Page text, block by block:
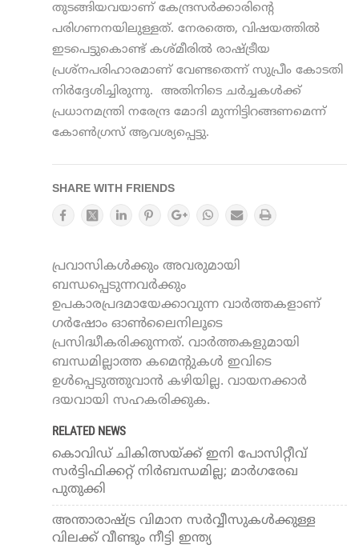
തുടങ്ങിയവയാണ് കേന്ദ്രസര്‍ക്കാരിന്റെ
പരിഗണനയിലുള്ളത്. നേരത്തെ, വിഷയത്തില്‍
ഇടപെട്ടുകൊണ്ട് കശ്മീരില്‍ രാഷ്ട്രീയ
പ്രശ്നപരിഹാരമാണ് വേണ്ടതെന്ന് സുപ്രീം കോടതി
നിര്‍ദ്ദേശിച്ചിരുന്നു. അതിനിടെ ചര്‍ച്ചകള്‍ക്ക്
പ്രധാനമന്ത്രി നരേന്ദ്ര മോദി മുന്നിട്ടിറങ്ങണമെന്ന്
കോണ്‍ഗ്രസ് ആവശ്യപ്പെട്ടു.
SHARE WITH FRIENDS
പ്രവാസികൾക്കും അവരുമായി
ബന്ധപ്പെടുന്നവർക്കും
ഉപകാരപ്രദമായേക്കാവുന്ന വാർത്തകളാണ്
ഗർഷോം ഓൺലൈനിലൂടെ
പ്രസിദ്ധീകരിക്കുന്നത്. വാർത്തകളുമായി
ബന്ധമില്ലാത്ത കമെന്റുകൾ ഇവിടെ
ഉൾപ്പെടുത്തുവാൻ കഴിയില്ല. വായനക്കാർ
ദയവായി സഹകരിക്കുക.
RELATED NEWS
കൊവിഡ് ചികിത്സയ്ക്ക് ഇനി പോസിറ്റീവ്
സര്‍ട്ടിഫിക്കറ്റ് നിര്‍ബന്ധമില്ല; മാര്‍ഗരേഖ
പുതുക്കി
അന്താരാഷ്ട്ര വിമാന സര്‍വ്വീസുകള്‍ക്കുള്ള
വിലക്ക് വീണ്ടും നീട്ടി ഇന്ത്യ